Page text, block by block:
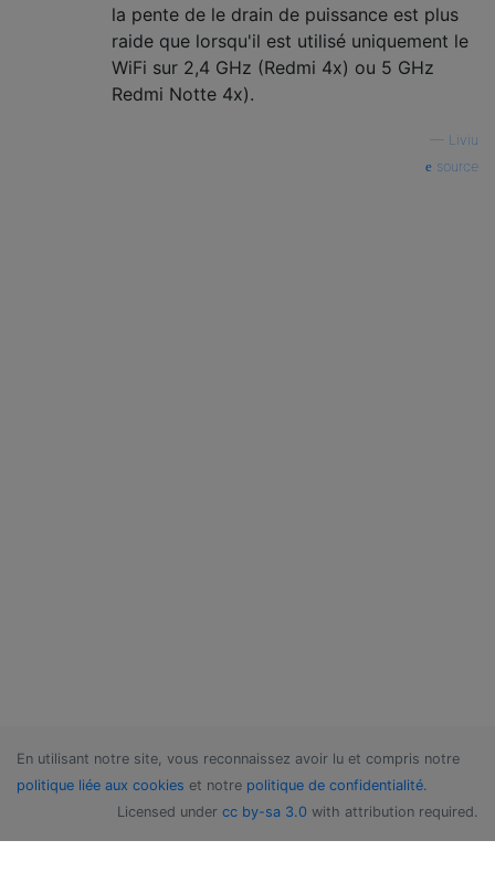
la pente de le drain de puissance est plus
raide que lorsqu'il est utilisé uniquement le
WiFi sur 2,4 GHz (Redmi 4x) ou 5 GHz
Redmi Notte 4x).
Liviu
source
En utilisant notre site, vous reconnaissez avoir lu et compris notre
politique liée aux cookies et notre politique de confidentialité.
Licensed under cc by-sa 3.0 with attribution required.